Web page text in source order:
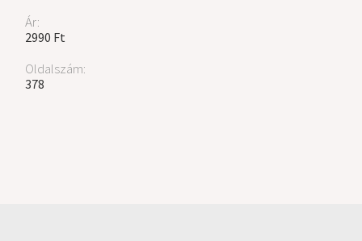
Ár:
2990 Ft
Oldalszám:
378